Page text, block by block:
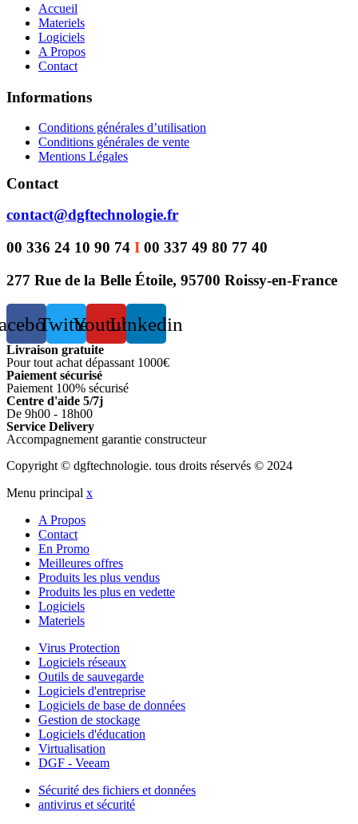
Accueil
Materiels
Logiciels
A Propos
Contact
Informations
Conditions générales d’utilisation
Conditions générales de vente
Mentions Légales
Contact
contact@dgftechnologie.fr
00 336 24 10 90 74 I 00 337 49 80 77 40
277 Rue de la Belle Étoile, 95700 Roissy-en-France
TwitterYoutubeLinkedin
Livraison gratuite
Pour tout achat dépassant 1000€
Paiement sécurisé
Paiement 100% sécurisé
Centre d'aide 5/7j
De 9h00 - 18h00
Service Delivery
Accompagnement garantie constructeur
Copyright © dgftechnologie. tous droits réservés © 2024
Menu principal x
A Propos
Contact
En Promo
Meilleures offres
Produits les plus vendus
Produits les plus en vedette
Logiciels
Materiels
Virus Protection
Logiciels réseaux
Outils de sauvegarde
Logiciels d'entreprise
Logiciels de base de données
Gestion de stockage
Logiciels d'éducation
Virtualisation
DGF - Veeam
Sécurité des fichiers et données
antivirus et sécurité